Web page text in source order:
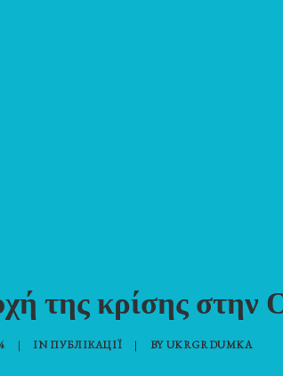
της κρίσης στην
| INПУБЛІКАЦІЇ | BYUKRGRDUMKA